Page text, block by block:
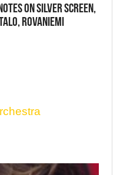
ON SILVER SCREEN,
ROVANIEMI